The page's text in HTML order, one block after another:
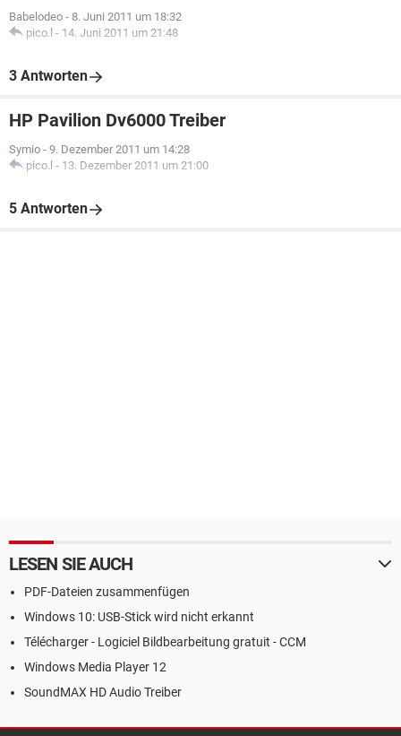
Babelodeo - 8. Juni 2011 um 18:32
pico.l - 14. Juni 2011 um 21:48
3 Antworten
HP Pavilion Dv6000 Treiber
Symio - 9. Dezember 2011 um 14:28
pico.l - 13. Dezember 2011 um 21:00
5 Antworten
LESEN SIE AUCH
PDF-Dateien zusammenfügen
Windows 10: USB-Stick wird nicht erkannt
Télécharger - Logiciel Bildbearbeitung gratuit - CCM
Windows Media Player 12
SoundMAX HD Audio Treiber